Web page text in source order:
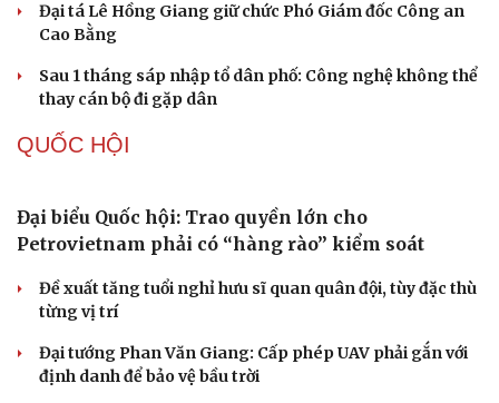
Đại tá Lê Hồng Giang giữ chức Phó Giám đốc Công an
Cao Bằng
Sau 1 tháng sáp nhập tổ dân phố: Công nghệ không thể
thay cán bộ đi gặp dân
QUỐC HỘI
Đại biểu Quốc hội: Trao quyền lớn cho
Petrovietnam phải có “hàng rào” kiểm soát
Đề xuất tăng tuổi nghỉ hưu sĩ quan quân đội, tùy đặc thù
từng vị trí
Đại tướng Phan Văn Giang: Cấp phép UAV phải gắn với
định danh để bảo vệ bầu trời